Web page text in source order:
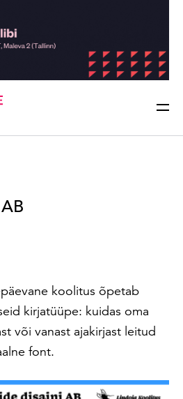
koolitus õpetab
kirjatüüpe: kuidas oma
või vanast ajakirjast leitud
font.